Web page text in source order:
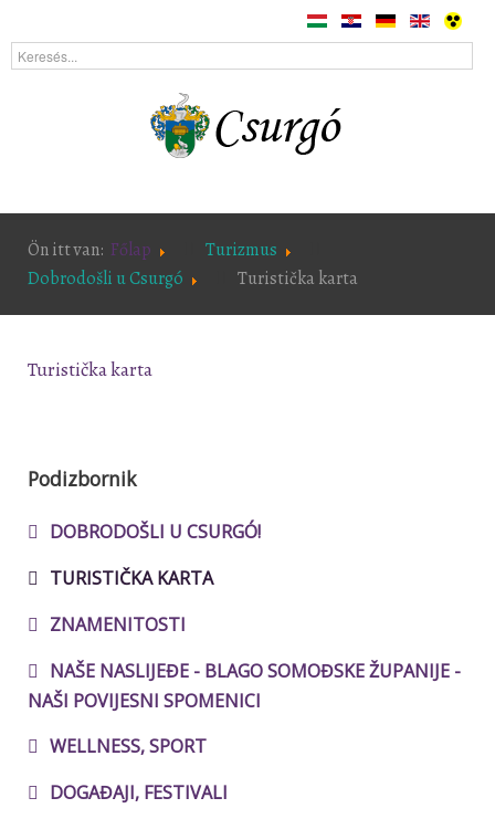
Ön itt van: Főlap
Turizmus
Dobrodošli u Csurgó
Turistička karta
Turistička karta
Podizbornik
DOBRODOŠLI U CSURGÓ!
TURISTIČKA KARTA
ZNAMENITOSTI
NAŠE NASLIJEĐE - BLAGO SOMOĐSKE ŽUPANIJE -
NAŠI POVIJESNI SPOMENICI
WELLNESS, SPORT
DOGAĐAJI, FESTIVALI